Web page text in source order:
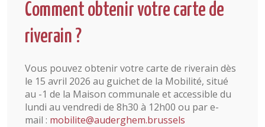
Comment obtenir votre carte de
riverain ?
Vous pouvez obtenir votre carte de riverain dès
le 15 avril 2026 au guichet de la Mobilité, situé
au -1 de la Maison communale et accessible du
lundi au vendredi de 8h30 à 12h00 ou par e-
mail : mobilite@auderghem.brussels